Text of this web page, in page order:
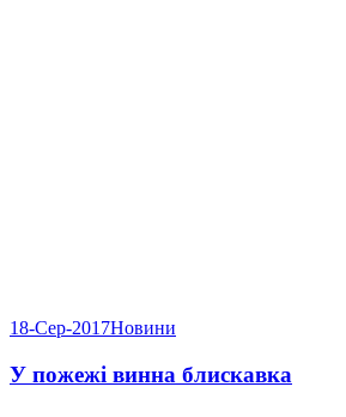
18-Сер-2017Новини
У пожежі винна блискавка